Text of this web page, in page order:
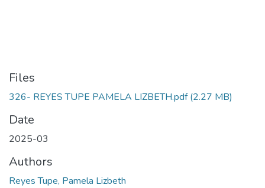
Files
326- REYES TUPE PAMELA LIZBETH.pdf(2.27 MB)
Date
2025-03
Authors
Reyes Tupe, Pamela Lizbeth